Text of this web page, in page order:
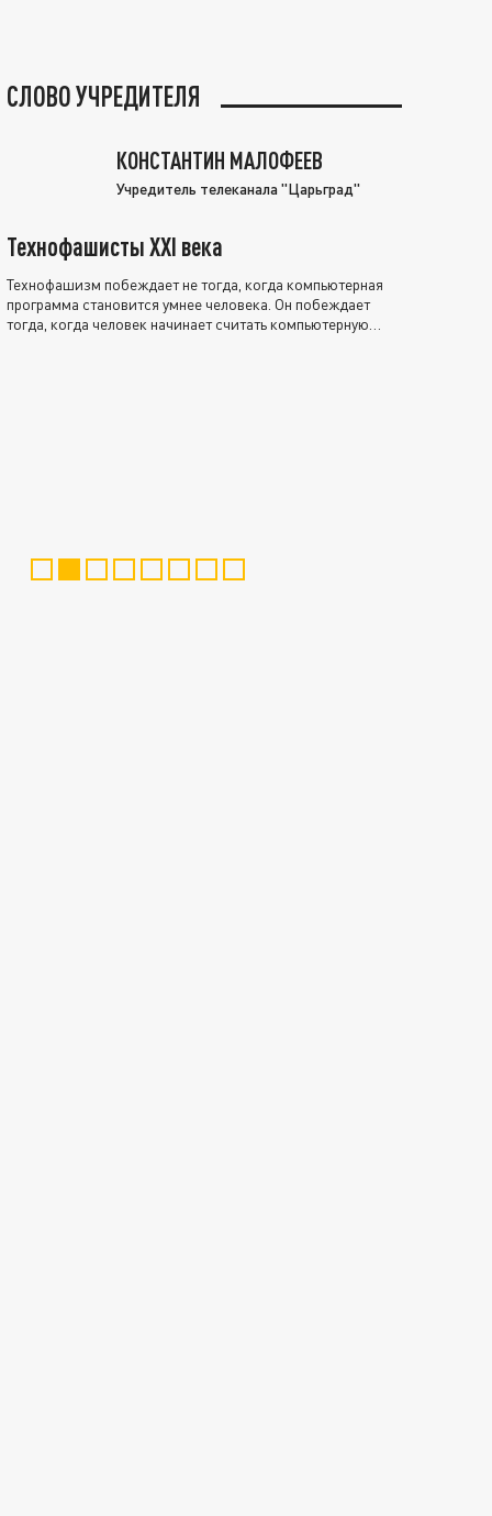
СЛОВО УЧРЕДИТЕЛЯ
КОНСТАНТИН МАЛОФЕЕВ
Учредитель телеканала "Царьград"
Технофашисты XXI века
Технофашизм побеждает не тогда, когда компьютерная
программа становится умнее человека. Он побеждает
тогда, когда человек начинает считать компьютерную